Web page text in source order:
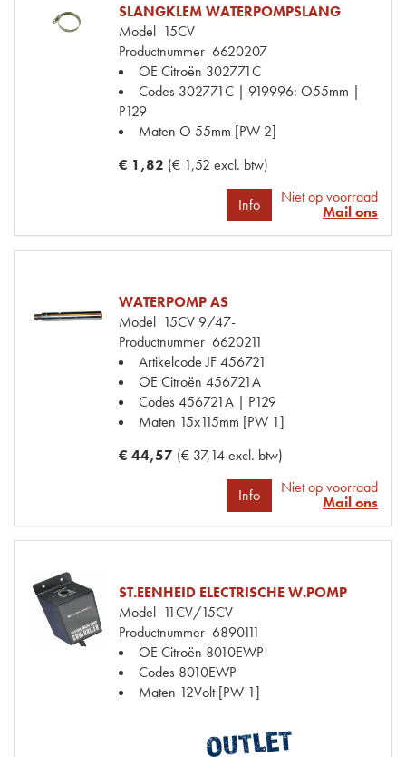
SLANGKLEM WATERPOMPSLANG
Model 15CV
Productnummer 6620207
OE Citroën 302771C
Codes 302771C | 919996: O55mm |
P129
Maten O 55mm [PW 2]
€ 1,82 (€ 1,52 excl. btw)
Info
Niet op voorraad
Mail ons
WATERPOMP AS
Model 15CV 9/47-
Productnummer 6620211
Artikelcode JF456721
OE Citroën 456721A
Codes456721A | P129
Maten 15x115mm [PW 1]
€ 44,57 (€ 37,14 excl. btw)
Info
Niet op voorraad
Mail ons
ST.EENHEID ELECTRISCHE W.POMP
Model 11CV/15CV
Productnummer 6890111
OE Citroën 8010EWP
Codes 8010EWP
Maten 12Volt [PW 1]